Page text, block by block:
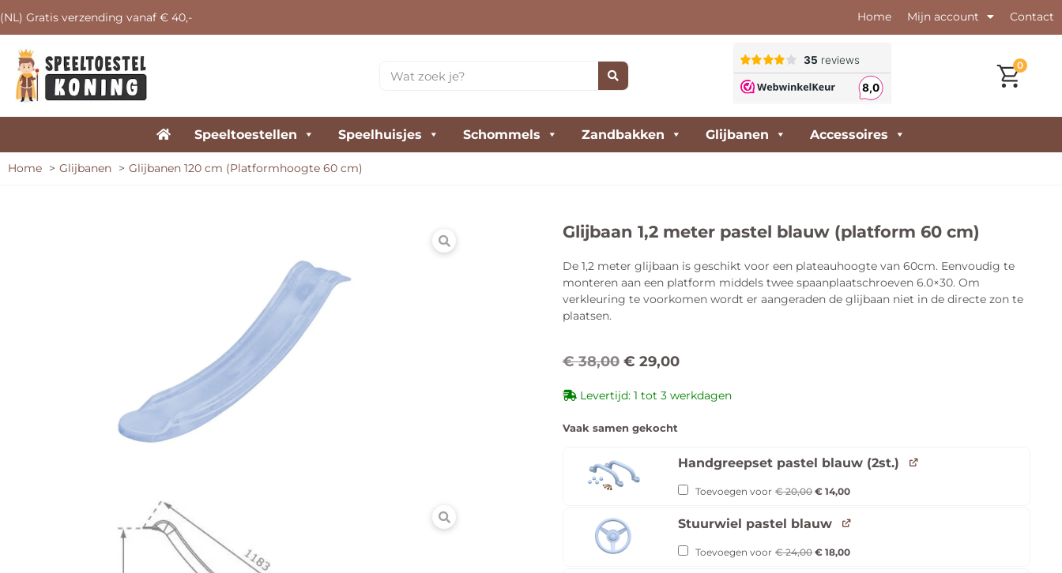
(NL) Gratis verzending vanaf € 40,- Home Mijn account Contact
0
Speeltoestellen Speelhuisjes Schommels Zandbakken Glijbanen Accessoires
Home Glijbanen Glijbanen 120 cm (Platformhoogte 60 cm)
Glijbaan 1,2 meter pastel blauw (platform 60 cm)
De 1,2 meter glijbaan is geschikt voor een plateauhoogte van 60cm. Eenvoudig te
monteren aan een platform middels twee spaanplaatschroeven 6.0×30. Om
verkleuring te voorkomen wordt er aangeraden de glijbaan niet in de directe zon te
plaatsen.
€38,00 € 29,00
Levertijd: 1 tot 3 werkdagen
Vaak samen gekocht
Handgreepset pastel blauw (2st.)
Toevoegen voor €20,00 € 14,00
Stuurwiel pastel blauw
Toevoegen voor €24,00 € 18,00